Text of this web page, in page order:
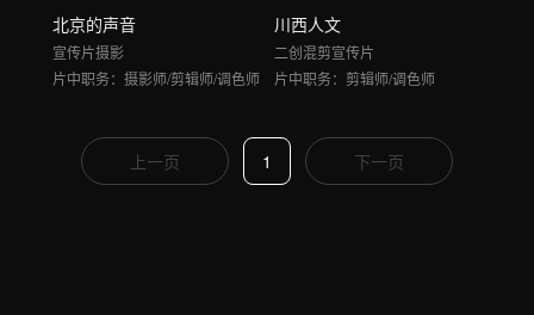
北京的声音
宣传片摄影
片中职务： 摄影师/剪辑师/调色师
川西人文
二创混剪宣传片
片中职务： 剪辑师/调色师
上一页 1 下一页